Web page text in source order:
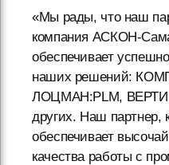
«Мы рады, что наш
компания АСКОН-
обеспечивает
наших решений:
ЛОЦМАН:PLM,
других. Наш партнер,
обеспечивает
качества работы с